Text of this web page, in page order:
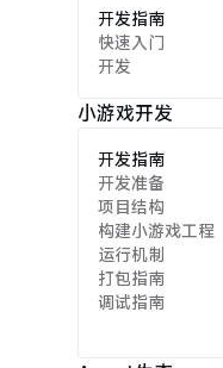
开发指南
快速入门
开发
小游戏开发
开发指南
开发准备
项目结构
构建小游戏工程
运行机制
打包指南
调试指南